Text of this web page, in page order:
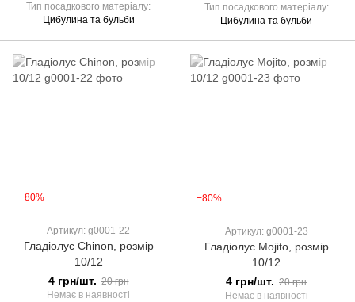
Тип посадкового матеріалу
Цибулина та бульби
Тип посадкового матеріалу
Цибулина та бульби
−80%
Артикул: g0001-22
Гладіолус Chinon, розмір
10/12
4 грн/шт. 20 грн
Немає в наявності
−80%
Артикул: g0001-23
Гладіолус Mojito, розмір
10/12
4 грн/шт. 20 грн
Немає в наявності